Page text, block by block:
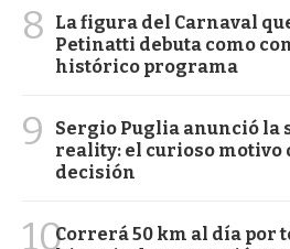
8
La figura del Carnaval
Petinatti debuta como
histórico programa
9
Sergio Puglia anunció la
reality: el curioso motivo
decisión
10Correrá 50 km al día por